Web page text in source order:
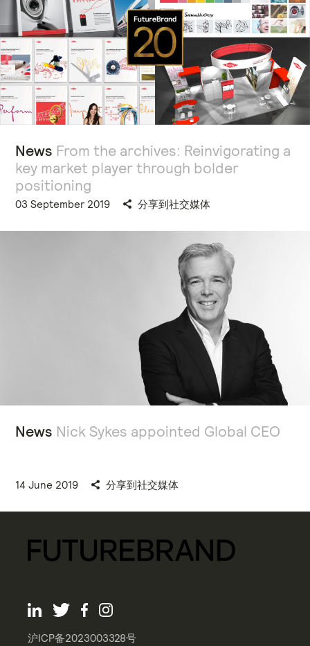
News From the archives: Reinvigorating a
key market player through bolder
positioning
03 September 2019 分享到社交媒体
News Nick Sykes appointed Global CEO
14 June 2019 分享到社交媒体
沪ICP备2023003328号